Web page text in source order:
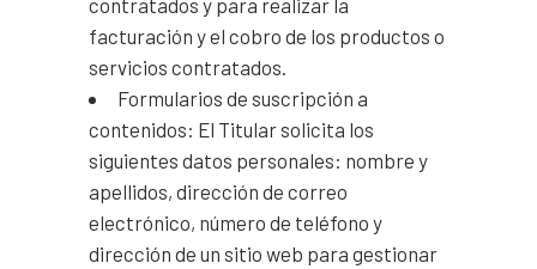
contratados y para realizar la
facturación y el cobro de los productos o
servicios contratados.
Formularios de suscripción a
contenidos: El Titular solicita los
siguientes datos personales: nombre y
apellidos, dirección de correo
electrónico, número de teléfono y
dirección de un sitio web para gestionar